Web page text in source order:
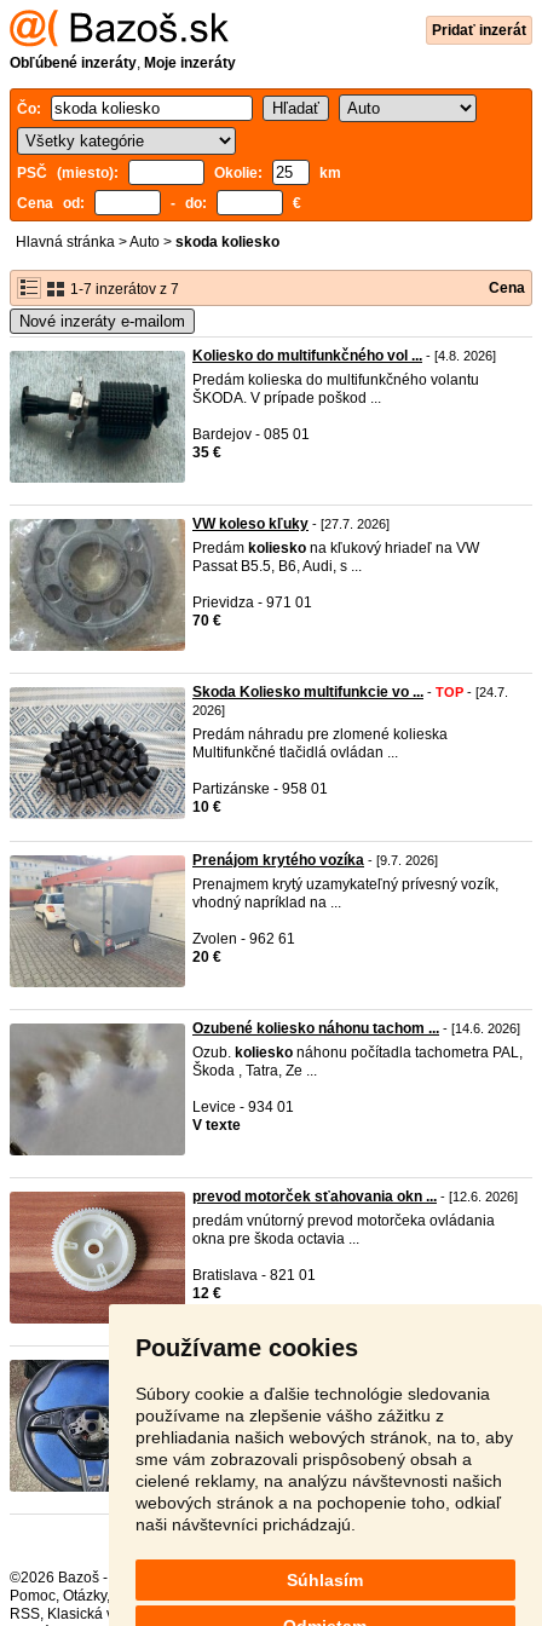
Používame cookies
Súbory cookie a ďalšie technológie sledovania
používame na zlepšenie vášho zážitku z
prehliadania našich webových stránok, na to, aby
sme vám zobrazovali prispôsobený obsah a
cielené reklamy, na analýzu návštevnosti našich
webových stránok a na pochopenie toho, odkiaľ
naši návštevníci prichádzajú.
Súhlasím
Pridať inzerát
Obľúbené inzeráty, Moje inzeráty
Čo:
PSČ (miesto): Okolie:
km
Cena od:
- do: €
Hlavná stránka >Auto > skoda koliesko
1-7 inzerátov z 7 Cena
Nové inzeráty e-mailom
Koliesko do multifunkčného vol ... - [4.8. 2026]
Predám kolieska do multifunkčného volantu
ŠKODA. V prípade poškod ...
Bardejov - 085 01
35 €
VW koleso kľuky - [27.7. 2026]
Predám koliesko na kľukový hriadeľ na VW
Passat B5.5, B6, Audi, s ...
Prievidza - 971 01
70 €
Skoda Koliesko multifunkcie vo ... - TOP - [24.7.
2026]
Predám náhradu pre zlomené kolieska
Multifunkčné tlačidlá ovládan ...
Partizánske - 958 01
10 €
Prenájom krytého vozíka - [9.7. 2026]
Prenajmem krytý uzamykateľný prívesný vozík,
vhodný napríklad na ...
Zvolen - 962 61
20 €
Ozubené koliesko náhonu tachom ... - [14.6. 2026]
Ozub. koliesko náhonu počítadla tachometra PAL,
Škoda , Tatra, Ze ...
Levice - 934 01
V texte
prevod motorček sťahovania okn ... - [12.6. 2026]
predám vnútorný prevod motorčeka ovládania
okna pre škoda octavia ...
Bratislava - 821 01
12 €
Predám volant na škodu superb lll 2019 FL, s
vyhrievaním, nefunkč ...
Dolný Kubín - 026 01
90 €
©2026 Bazoš -
Pomoc, Otázky, Hodnotenie
RSS,